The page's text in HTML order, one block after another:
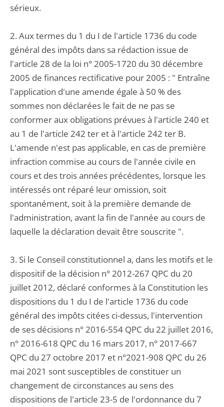
sérieux.
2. Aux termes du 1 du I de l'article 1736 du code
général des impôts dans sa rédaction issue de
l'article 28 de la loi n° 2005-1720 du 30 décembre
2005 de finances rectificative pour 2005 : " Entraîne
l'application d'une amende égale à 50 % des
sommes non déclarées le fait de ne pas se
conformer aux obligations prévues à l'article 240 et
au 1 de l'article 242 ter et à l'article 242 ter B.
L'amende n'est pas applicable, en cas de première
infraction commise au cours de l'année civile en
cours et des trois années précédentes, lorsque les
intéressés ont réparé leur omission, soit
spontanément, soit à la première demande de
l'administration, avant la fin de l'année au cours de
laquelle la déclaration devait être souscrite ".
3. Si le Conseil constitutionnel a, dans les motifs et le
dispositif de la décision n° 2012-267 QPC du 20
juillet 2012, déclaré conformes à la Constitution les
dispositions du 1 du I de l'article 1736 du code
général des impôts citées ci-dessus, l'intervention
de ses décisions n° 2016-554 QPC du 22 juillet 2016,
n° 2016-618 QPC du 16 mars 2017, n° 2017-667
QPC du 27 octobre 2017 et n°2021-908 QPC du 26
mai 2021 sont susceptibles de constituer un
changement de circonstances au sens des
dispositions de l'article 23-5 de l'ordonnance du 7